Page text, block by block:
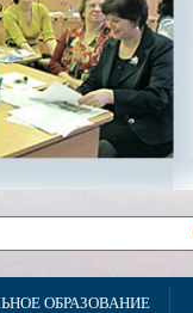
ОБРАЗОВАНИЕ